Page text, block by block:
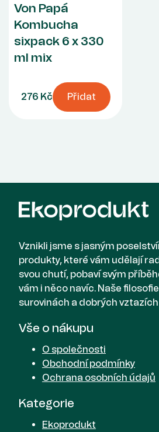
Von Papá
Kombucha
sixpack 6 x 330
ml mix
276 Kč Přidat
Vznikli jsme s jasným
produkty, které vám udělají
svou chutí, pobaví svým
vám i něco navíc. Naše
surovinách a dobrých
Vše o nákupu
O společnosti
Obchodní podmínky
Ochrana osobních údajů
Kategorie
Ekoprodukt